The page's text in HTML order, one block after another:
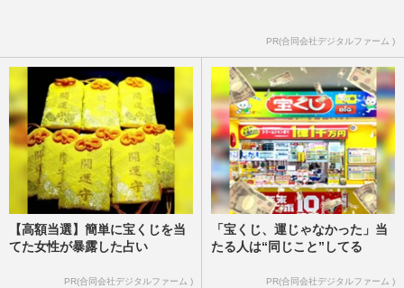
フジテレビ原田葵アナ『ぽかぽか』で結婚
せ」発言、日本の平均年収…
週刊女性PRIME 2026/7/22
PR(合同会社デジタルファーム )
【高額当選】簡単に宝くじを当
てた女性が暴露した占い
PR(合同会社デジタルファーム )
「宝くじ、運じゃなかった」当
たる人は“同じこと”してる
PR(合同会社デジタルファーム )